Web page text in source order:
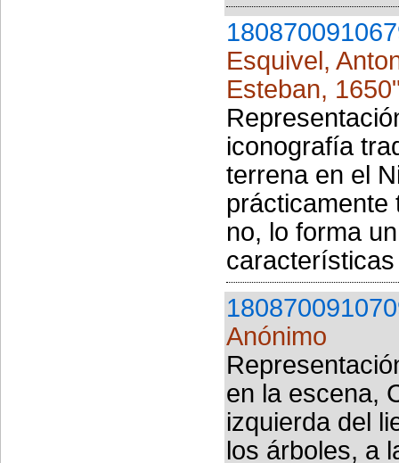
Esquivel,
Esteban,
iconografía
terrena en el
prácticamente
no, lo forma
Anónimo
en la escena,
izquierda del
los árboles, a